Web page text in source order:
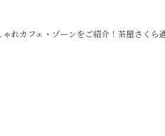
れカフェ・ゾーンをご紹介！茶屋さくら